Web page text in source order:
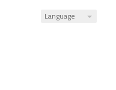
Language